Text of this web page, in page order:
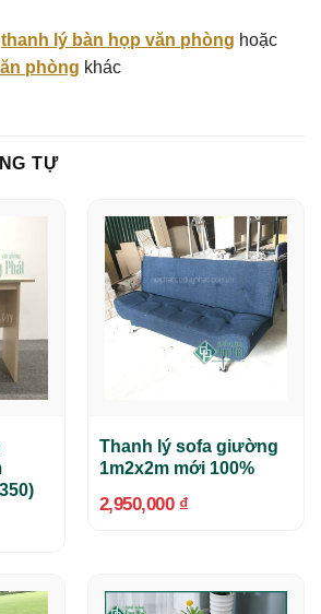
thanh lý bàn họp văn phòng hoặc
phòng khác
TỰ
Thanh lý sofa giường
1m2x2m mới 100%
2,950,000 ₫